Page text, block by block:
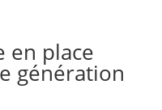
en place
génération